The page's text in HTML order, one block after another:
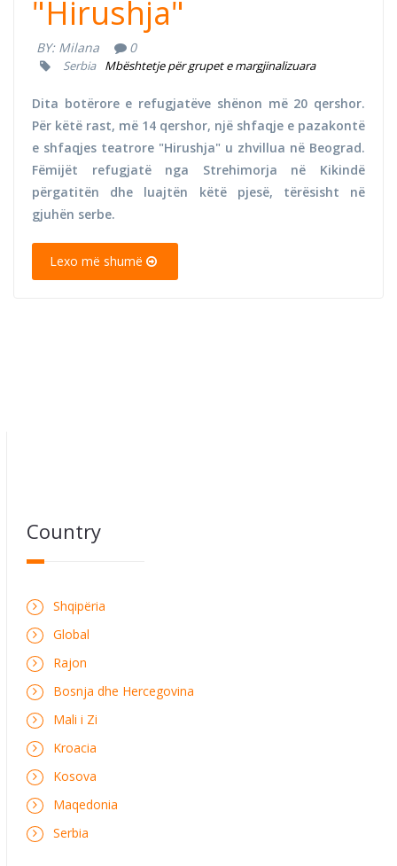
"Hirushja"
BY: Milana 0
Serbia Mbështetje për grupet e margjinalizuara
Dita botërore e refugjatëve shënon më 20 qershor.
Për këtë rast, më 14 qershor, një shfaqje e pazakontë
e shfaqjes teatrore "Hirushja" u zhvillua në Beograd.
Fëmijët refugjatë nga Strehimorja në Kikindë
përgatitën dhe luajtën këtë pjesë, tërësisht në
gjuhën serbe.
Lexo më shumë
Country
Shqipëria
Global
Rajon
Bosnja dhe Hercegovina
Mali i Zi
Kroacia
Kosova
Maqedonia
Serbia